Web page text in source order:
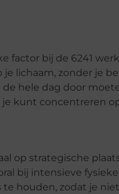
factor bij de 6241
lichaam, zonder je
hele dag door
kunt concentreren
op strategische
bij intensieve
houden, zodat je